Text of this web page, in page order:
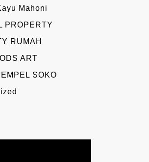
Mahoni
PROPERTY
RUMAH
ART
SOKO